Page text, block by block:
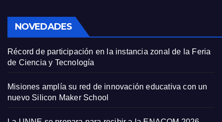
NOVEDADES
Récord de participación en la instancia zonal de la Feria
de Ciencia y Tecnología
Misiones amplía su red de innovación educativa con un
nuevo Silicon Maker School